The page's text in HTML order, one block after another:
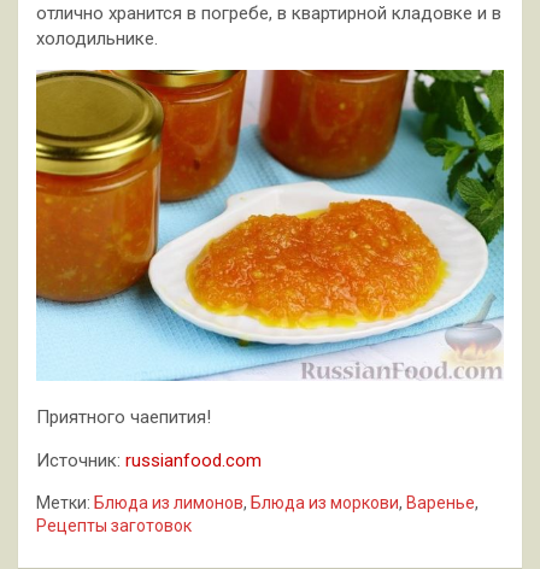
отлично хранится в погребе, в квартирной кладовке и в
холодильнике.
Приятного чаепития!
Источник: russianfood.com
Метки: Блюда из лимонов, Блюда из моркови, Варенье,
Рецепты заготовок